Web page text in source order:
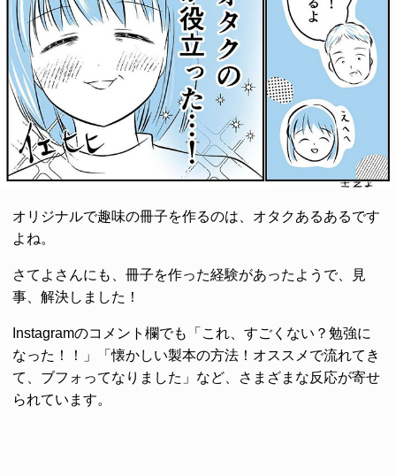
オリジナルで趣味の冊子を作るのは、オタクあるあるです
よね。
さてよさんにも、冊子を作った経験があったようで、見
事、解決しました！
Instagramのコメント欄でも「これ、すごくない？勉強に
なった！！」「懐かしい製本の方法！オススメで流れてき
て、ブフォってなりました」など、さまざまな反応が寄せ
られています。